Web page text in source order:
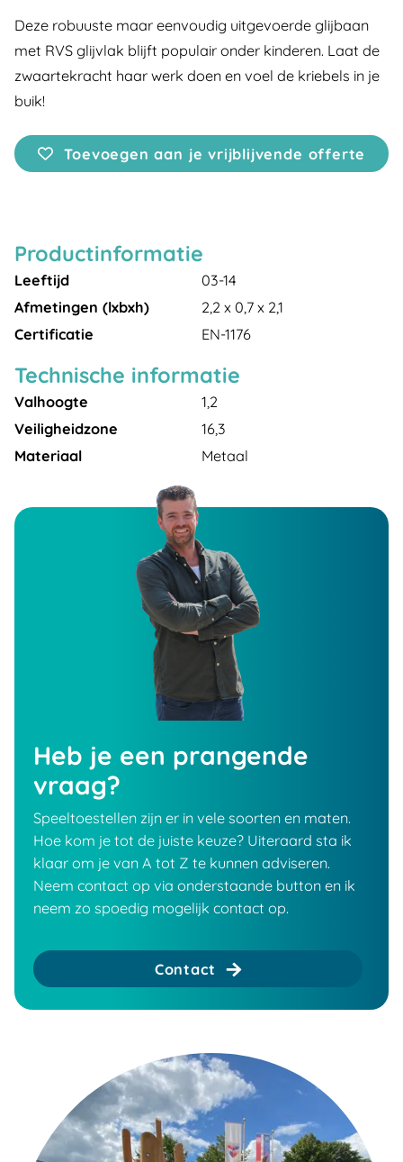
Deze robuuste maar eenvoudig uitgevoerde glijbaan
met RVS glijvlak blijft populair onder kinderen. Laat de
zwaartekracht haar werk doen en voel de kriebels in je
buik!
Toevoegen aan je vrijblijvende offerte
Productinformatie
Leeftijd
03-14
Afmetingen (lxbxh)
2,2 x 0,7 x 2,1
Certificatie
EN-1176
Technische informatie
Valhoogte
1,2
Veiligheidzone
16,3
Materiaal
Metaal
Heb je een prangende
vraag?
Speeltoestellen zijn er in vele soorten en maten.
Hoe kom je tot de juiste keuze? Uiteraard sta ik
klaar om je van A tot Z te kunnen adviseren.
Neem contact op via onderstaande button en ik
neem zo spoedig mogelijk contact op.
Contact